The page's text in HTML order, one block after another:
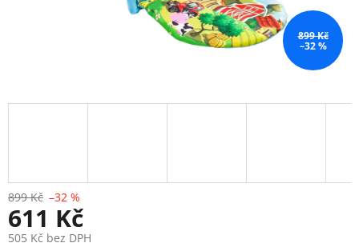
899 Kč
–32 %
899 Kč –32 %
611 Kč
505 Kč bez DPH